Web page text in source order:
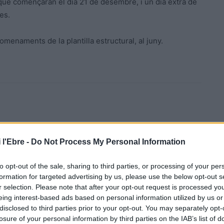
l'Ebre - Do Not Process My Personal Information
opt-out of the sale, sharing to third parties, or processing of your
for targeted advertising by us, please use the below opt-out
selection. Please note that after your opt-out request is processed
interest-based ads based on personal information utilized by us
to third parties prior to your opt-out. You may separately
of your personal information by third parties on the IAB’s list of
començaran el dia 21 de desembre, i un dia extra de
de la plantilla estructural, al juny.
La Diputació impulsa la promoció turística conjunta
de 19 ens públics i privats de les Terres de l’Ebre